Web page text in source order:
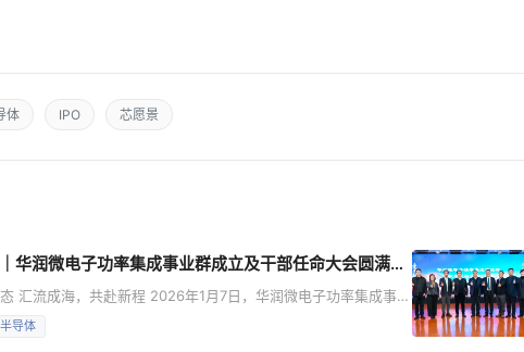
体 IPO 芯愿景
润微电子功率集成事业群成立及干部任命大会圆满召开
汇流成海，共赴新程 2026年1月7日，华润微电子功率集成事业
召开，会议以“变革驱动创新·功率集成未来”为主题。华润微电子
半导体